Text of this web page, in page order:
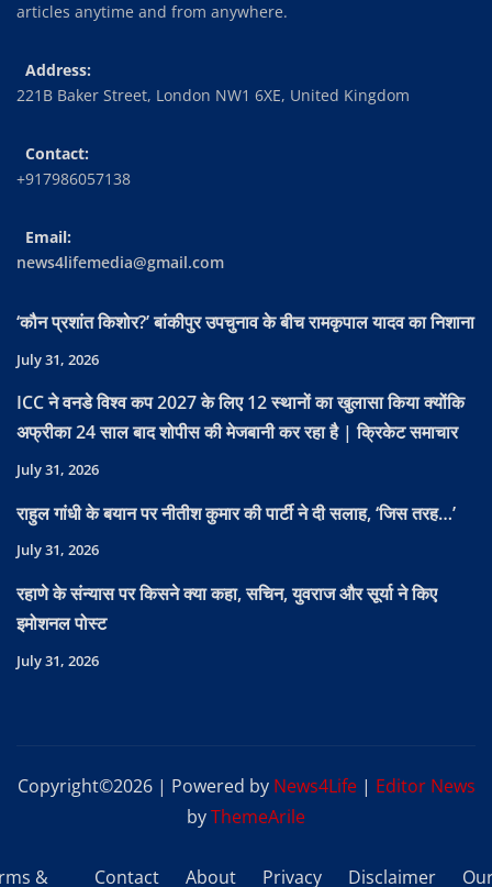
articles anytime and from anywhere.
Address:
221B Baker Street, London NW1 6XE, United Kingdom
Contact:
+917986057138
Email:
news4lifemedia@gmail.com
‘कौन प्रशांत किशोर?’ बांकीपुर उपचुनाव के बीच रामकृपाल यादव का निशाना
July 31, 2026
ICC ने वनडे विश्व कप 2027 के लिए 12 स्थानों का खुलासा किया क्योंकि
अफ्रीका 24 साल बाद शोपीस की मेजबानी कर रहा है | क्रिकेट समाचार
July 31, 2026
राहुल गांधी के बयान पर नीतीश कुमार की पार्टी ने दी सलाह, ‘जिस तरह…’
July 31, 2026
रहाणे के संन्यास पर किसने क्या कहा, सचिन, युवराज और सूर्या ने किए
इमोशनल पोस्ट
July 31, 2026
Copyright©2026 | Powered by News4Life | Editor News
byThemeArile
&
Contact
About
Privacy
Disclaimer